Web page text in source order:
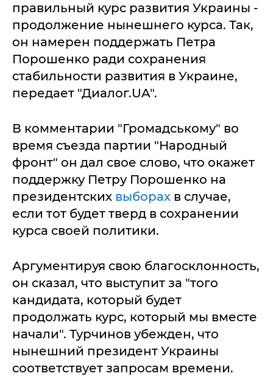
правильный курс развития Украины -
продолжение нынешнего курса. Так,
он намерен поддержать Петра
Порошенко ради сохранения
стабильности развития в Украине,
передает "Диалог.UA".
В комментарии "Громадському" во
время съезда партии "Народный
фронт" он дал свое слово, что окажет
поддержку Петру Порошенко на
президентских выборах в случае,
если тот будет тверд в сохранении
курса своей политики.
Аргументируя свою благосклонность,
он сказал, что выступит за "того
кандидата, который будет
продолжать курс, который мы вместе
начали". Турчинов убежден, что
нынешний президент Украины
соответствует запросам времени.